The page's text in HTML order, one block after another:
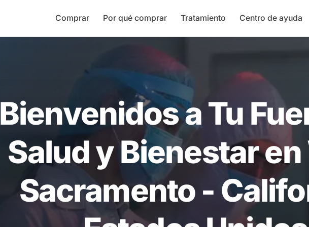
Comprar Por qué comprar Tratamiento Centro de ayuda
Bienvenidos a Tu
Salud y Bienestar
Sacramento -